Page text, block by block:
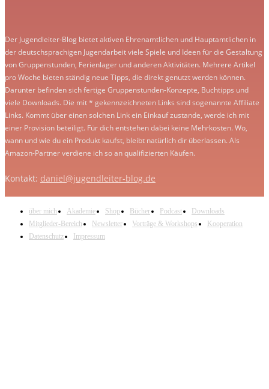
Der Jugendleiter-Blog bietet aktiven Ehrenamtlichen und Hauptamtlichen in
der deutschsprachigen Jugendarbeit viele Spiele und Ideen für die Gestaltung
von Gruppenstunden, Ferienlager und anderen Aktivitäten. Mehrere Artikel
pro Woche bieten ständig neue Tipps, die direkt genutzt werden können.
Darunter befinden sich fertige Gruppenstunden-Konzepte, Buchtipps und
viele Downloads. Die mit * gekennzeichneten Links sind sogenannte Affiliate
Links. Kommt über einen solchen Link ein Einkauf zustande, werde ich mit
einer Provision beteiligt. Für dich entstehen dabei keine Mehrkosten. Wo,
wann und wie du ein Produkt kaufst, bleibt natürlich dir überlassen. Als
Amazon-Partner verdiene ich so an qualifizierten Käufen.
Kontakt: daniel@jugendleiter-blog.de
über mich Akademie Shop Bücher Podcast
Downloads
Mitglieder-Bereich
Newsletter Vorträge & Workshops
Kooperation
Datenschutz
Impressum